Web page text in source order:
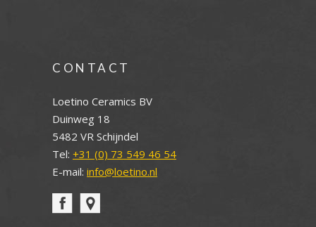
CONTACT
Loetino Ceramics BV
Duinweg 18
5482 VR Schijndel
Tel: +31 (0) 73 549 46 54
E-mail: info@loetino.nl